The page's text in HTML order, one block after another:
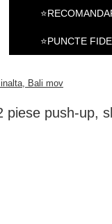
⭐PUNCTE
Bali mov
piese push-up,